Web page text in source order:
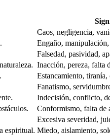
Caos, negligencia,
Engaño,
Falsedad, pasividad,
Inacción, pereza, falta
Estancamiento,
Fanatismo,
Indecisión, conflicto,
Conformismo, falta de
Excesiva severidad,
espiritual. Miedo, aislamiento,